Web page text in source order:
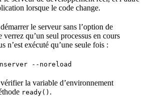
lorsque le code change.
le serveur sans l’option de
verrez qu’un seul processus en cours
n’est exécuté qu’une seule fois :
--noreload
la variable d’environnement
ready() .